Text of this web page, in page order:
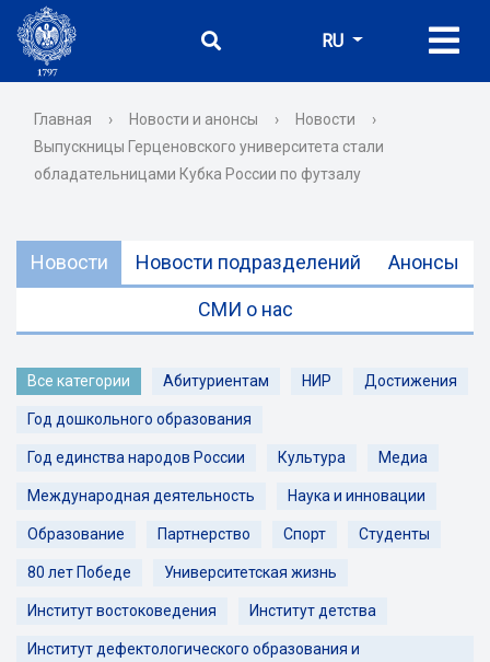
RU
Главная › Новости и анонсы › Новости
›
Выпускницы Герценовского университета стали
обладательницами Кубка России по футзалу
Новости Новости подразделений Анонсы
СМИ о нас
Все категории Абитуриентам НИР Достижения
Год дошкольного образования
Год единства народов России Культура Медиа
Международная деятельность Наука и инновации
Образование Партнерство Спорт Студенты
80 лет Победе Университетская жизнь
Институт востоковедения Институт детства
Институт дефектологического образования и